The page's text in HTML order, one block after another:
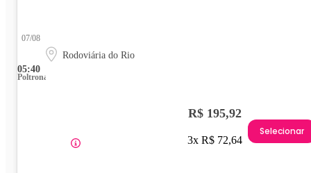
05:40
07/08
Rodoviária do Rio
Poltrona
R$ 195,92
3x R$ 72,64
Selecionar